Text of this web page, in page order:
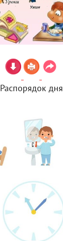
Распорядок дня